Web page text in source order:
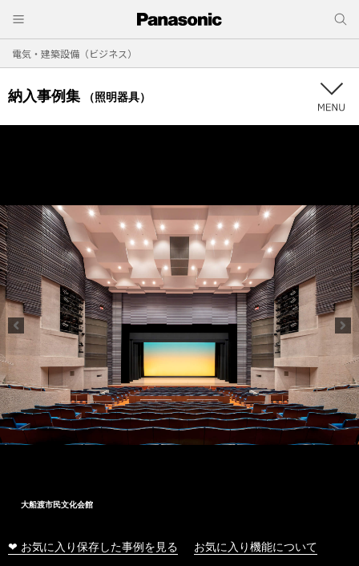
電気・建築設備（ビジネス）
納入事例集 （照明器具）
十和田市総合体育センター
❤ お気に入り保存した事例を見る お気に入り機能について